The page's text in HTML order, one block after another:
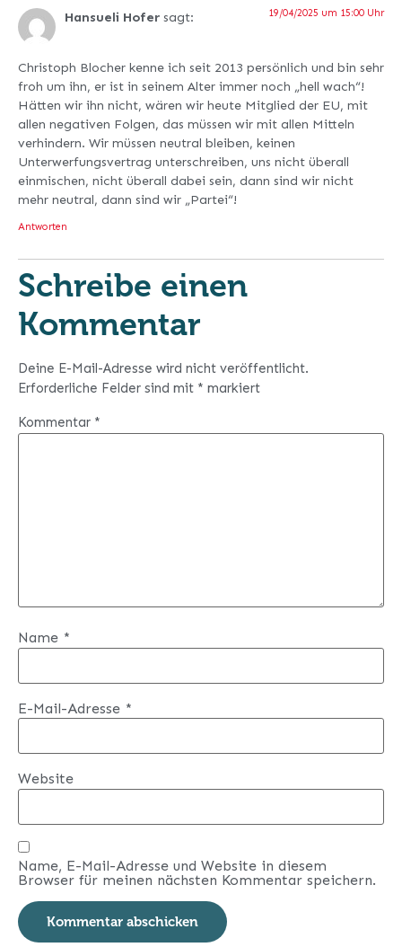
Hansueli Hofer sagt: 19/04/2025 um 15:00 Uhr
Christoph Blocher kenne ich seit 2013 persönlich und bin sehr
froh um ihn, er ist in seinem Alter immer noch „hell wach“!
Hätten wir ihn nicht, wären wir heute Mitglied der EU, mit
allen negativen Folgen, das müssen wir mit allen Mitteln
verhindern. Wir müssen neutral bleiben, keinen
Unterwerfungsvertrag unterschreiben, uns nicht überall
einmischen, nicht überall dabei sein, dann sind wir nicht
mehr neutral, dann sind wir „Partei“!
Antworten
Schreibe einen
Kommentar
Deine E-Mail-Adresse wird nicht veröffentlicht.
Erforderliche Felder sind mit * markiert
Kommentar *
Name *
E-Mail-Adresse *
Website
Name, E-Mail-Adresse und Website in diesem
Browser für meinen nächsten Kommentar speichern.